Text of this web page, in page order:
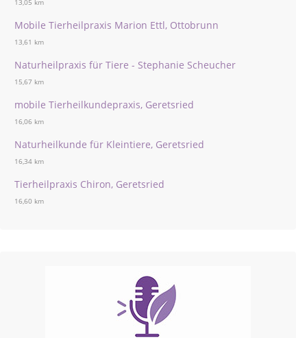
13,05 km
Mobile Tierheilpraxis Marion Ettl, Ottobrunn
13,61 km
Naturheilpraxis für Tiere - Stephanie Scheucher
15,67 km
mobile Tierheilkundepraxis, Geretsried
16,06 km
Naturheilkunde für Kleintiere, Geretsried
16,34 km
Tierheilpraxis Chiron, Geretsried
16,60 km